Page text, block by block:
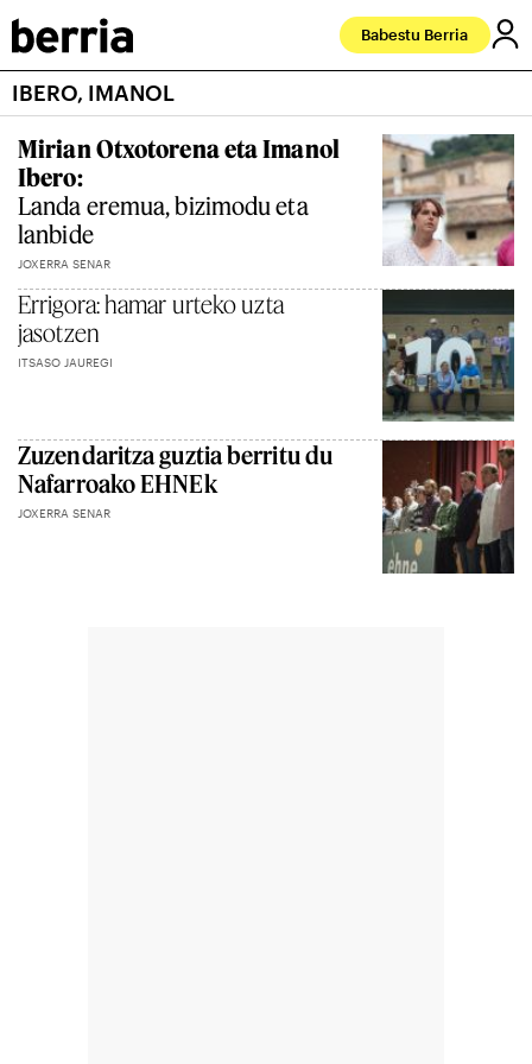
Babestu Berria
IBERO, IMANOL
Mirian Otxotorena eta Imanol
Ibero:
Landa eremua, bizimodu eta
lanbide
JOXERRA SENAR
Errigora: hamar urteko uzta
jasotzen
ITSASO JAUREGI
Zuzendaritza guztia berritu du
Nafarroako EHNEk
JOXERRA SENAR